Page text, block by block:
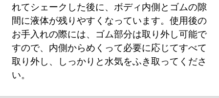
れてシェークした後に、ボディ内側とゴムの隙
間に液体が残りやすくなっています。使用後の
お手入れの際には、ゴム部分は取り外し可能で
すので、内側からめくって必要に応じてすべて
取り外し、しっかりと水気をふき取ってくださ
い。